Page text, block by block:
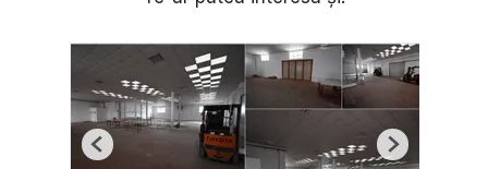
Previous Next